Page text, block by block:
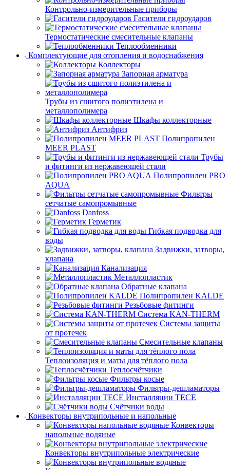
Контрольно-измерительные приборы
Гасители гидроударов
Термостатические смесительные клапаны
Теплообменники
Комплектующие для отопления и водоснабжения
Коллекторы
Запорная арматура
Трубы из сшитого полиэтилена и
металлополимера
Шкафы коллекторные
Антифриз
Полипропилен
MEER PLAST
Трубы
и фитинги из нержавеющей стали
Полипропилен PRO
AQUA
Фильтры
сетчатые самопромывные
Danfoss
Герметик
Гибкая подводка для
воды
Задвижки, затворы,
клапана
Канализация
Металлопластик
Обратные клапана
Полипропилен KALDE
Резьбовые фитинги
Система KAN-THERM
Системы защиты
от протечек
Смесительные клапаны
Теплоизоляция и маты для тёплого пола
Теплосчётчики
Фильтры косые
Фильтры-дешламаторы
Инсталляции TECE
Счётчики воды
Конвекторы внутрипольные и напольные
Конвекторы
напольные водяные
Конвекторы внутрипольные электрические